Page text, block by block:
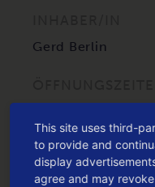
Gerd Berlin
hinterlegt.
KONTAKTDATEN
This site uses third-
to provide and
display
agree and may